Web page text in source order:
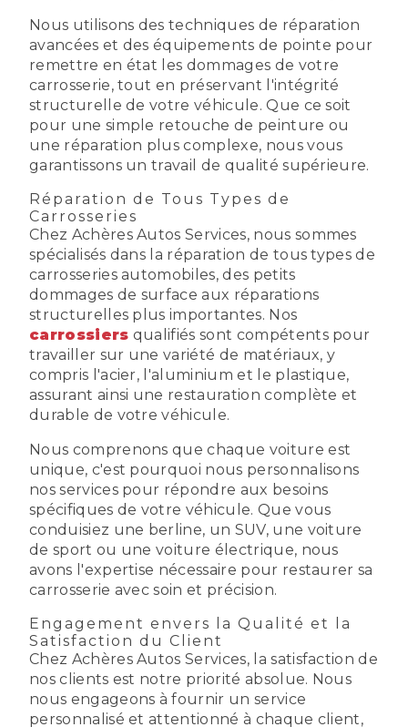
Nous utilisons des techniques de réparation
avancées et des équipements de pointe pour
remettre en état les dommages de votre
carrosserie, tout en préservant l'intégrité
structurelle de votre véhicule. Que ce soit
pour une simple retouche de peinture ou
une réparation plus complexe, nous vous
garantissons un travail de qualité supérieure.
Réparation de Tous Types de
Carrosseries
Chez Achères Autos Services, nous sommes
spécialisés dans la réparation de tous types de
carrosseries automobiles, des petits
dommages de surface aux réparations
structurelles plus importantes. Nos
carrossiers qualifiés sont compétents pour
travailler sur une variété de matériaux, y
compris l'acier, l'aluminium et le plastique,
assurant ainsi une restauration complète et
durable de votre véhicule.
Nous comprenons que chaque voiture est
unique, c'est pourquoi nous personnalisons
nos services pour répondre aux besoins
spécifiques de votre véhicule. Que vous
conduisiez une berline, un SUV, une voiture
de sport ou une voiture électrique, nous
avons l'expertise nécessaire pour restaurer sa
carrosserie avec soin et précision.
Engagement envers la Qualité et la
Satisfaction du Client
Chez Achères Autos Services, la satisfaction de
nos clients est notre priorité absolue. Nous
nous engageons à fournir un service
personnalisé et attentionné à chaque client,